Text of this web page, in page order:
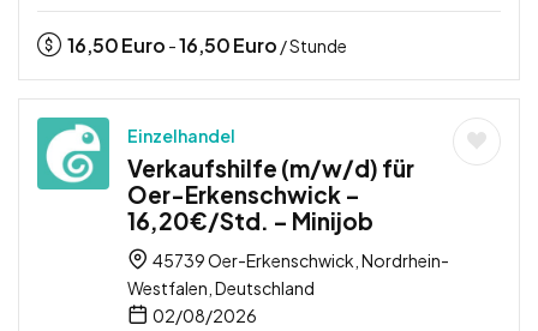
16,50Euro -16,50Euro / Stunde
Einzelhandel
Verkaufshilfe (m/w/d) für
Oer-Erkenschwick –
16,20€/Std. – Minijob
45739 Oer-Erkenschwick, Nordrhein-
Westfalen, Deutschland
02/08/2026